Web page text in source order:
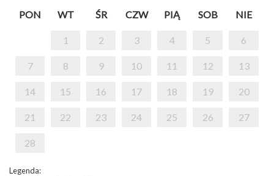
PON WT ŚR CZW PIĄ SOB NIE
1 2 3 4 5 6
7 8 9 10 11 12 13
14 15 16 17 18 19 20
21 22 23 24 25 26 27
28
Legenda: